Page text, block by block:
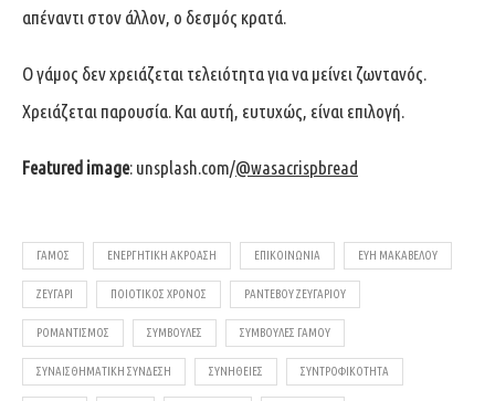
απέναντι στον άλλον, ο δεσμός κρατά.
Ο γάμος δεν χρειάζεται τελειότητα για να μείνει ζωντανός.
Χρειάζεται παρουσία. Και αυτή, ευτυχώς, είναι επιλογή.
Featured image: unsplash.com/@wasacrispbread
ΓΆΜΟΣ ΕΝΕΡΓΗΤΙΚΉ ΑΚΡΌΑΣΗ ΕΠΙΚΟΙΝΩΝΊΑ ΕΥΗ ΜΑΚΑΒΕΛΟΥ
ΖΕΥΓΆΡΙ ΠΟΙΟΤΙΚΌΣ ΧΡΌΝΟΣ ΡΑΝΤΕΒΟΎ ΖΕΥΓΑΡΙΟΎ
ΡΟΜΑΝΤΙΣΜΌΣ ΣΥΜΒΟΥΛΈΣ ΣΥΜΒΟΥΛΈΣ ΓΆΜΟΥ
ΣΥΝΑΙΣΘΗΜΑΤΙΚΉ ΣΎΝΔΕΣΗ ΣΥΝΉΘΕΙΕΣ ΣΥΝΤΡΟΦΙΚΌΤΗΤΑ